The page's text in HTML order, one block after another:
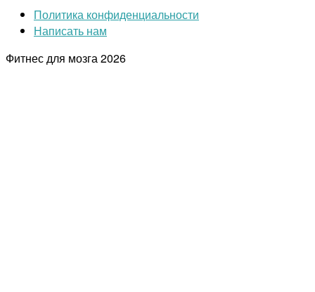
Политика конфиденциальности
Написать нам
Фитнес для мозга2026